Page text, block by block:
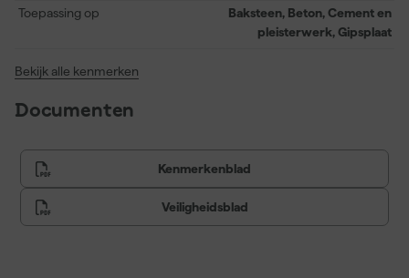
afwerklaag heb je hier helemaal geen last meer van.
Toepassing op
Baksteen, Beton, Cement en
pleisterwerk, Gipsplaat
Bekijk alle kenmerken
Documenten
Kenmerkenblad
Veiligheidsblad